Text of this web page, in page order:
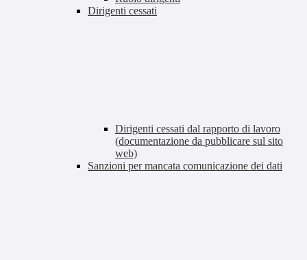
Dirigenti cessati
Dirigenti cessati dal rapporto di lavoro
(documentazione da pubblicare sul sito
web)
Sanzioni per mancata comunicazione dei dati